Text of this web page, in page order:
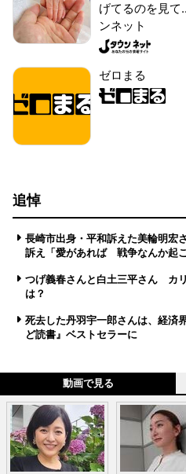
げてるのを見
ンネット
ゼロまる
追悼
長崎市出身・平和訴えた美輪明
訴え「愛があれば 戦争なんか起こ
つげ義春さんと白土三平さん カ
は？
死去した丹羽宇一郎さんは、経
ど読書』ベストセラーに
動画で見る